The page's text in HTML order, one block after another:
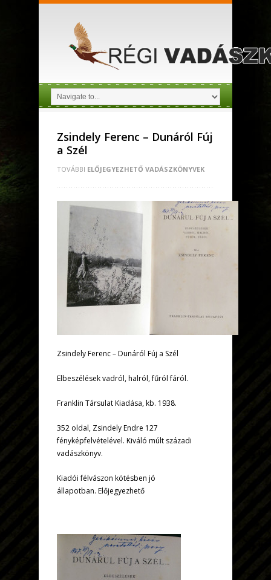
Zsindely Ferenc – Dunáról Fúj
a Szél
TOVÁBBI ELŐJEGYEZHETŐ VADÁSZKÖNYVEK
Zsindely Ferenc – Dunáról Fúj a Szél
Elbeszélések vadról, halról, fűról fáról.
Franklin Társulat Kiadása, kb. 1938.
352 oldal, Zsindely Endre 127
fényképfelvételével. Kiváló múlt századi
vadászkönyv.
Kiadói félvászon kötésben jó
állapotban. Előjegyezhető